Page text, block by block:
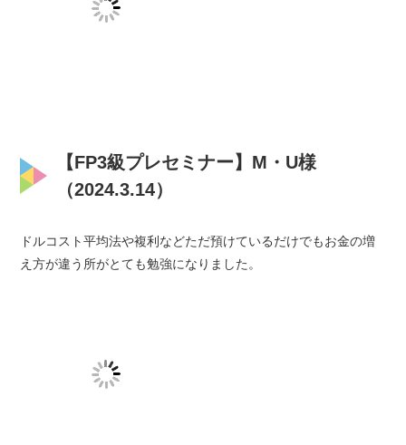
【FP3級プレセミナー】M・U様
（2024.3.14）
ドルコスト平均法や複利などただ預けているだけでもお金の増
え方が違う所がとても勉強になりました。